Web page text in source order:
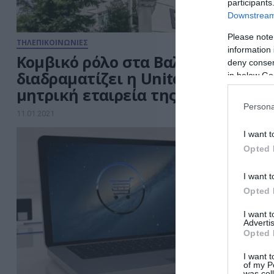
Please
information
deny
in below
I want
Opted
I want
Opted
I want
Opted
I want
of my
ΤΗΛΕΠΙΚΟΙΝΩΝΙΕΣ
Κομβικό ρόλο στα Βαλκάνια
διαδραματίζει η United Group, η
μητρική εταιρεία της Forthnet
11.01.2021